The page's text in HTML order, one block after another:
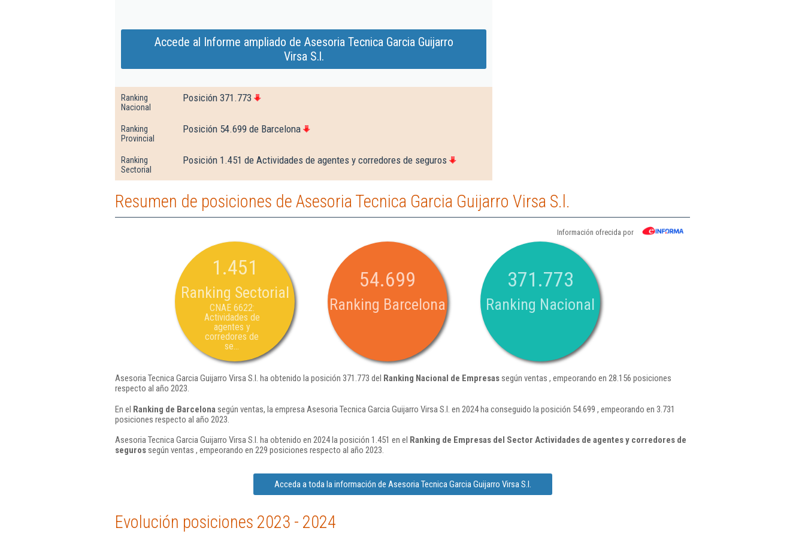
Accede al Informe ampliado de Asesoria Tecnica Garcia Guijarro
Virsa S.l.
Ranking
Nacional
Posición 371.773
Ranking
Provincial
Posición 54.699 de Barcelona
Ranking
Sectorial
Posición 1.451 de Actividades de agentes y corredores de seguros
Resumen de posiciones de Asesoria Tecnica Garcia Guijarro Virsa S.l.
Información ofrecida por
1.451
Ranking Sectorial
CNAE 6622:
Actividades de
agentes y
corredores de
se...
54.699
Ranking Barcelona
371.773
Ranking Nacional
Asesoria Tecnica Garcia Guijarro Virsa S.l. ha obtenido la posición 371.773 del Ranking Nacional de Empresassegún ventas , empeorando en 28.156 posiciones
respecto al año 2023.
En el Ranking de Barcelona según ventas, la empresa Asesoria Tecnica Garcia Guijarro Virsa S.l. en 2024 ha conseguido la posición 54.699 , empeorando en 3.731
posiciones respecto al año 2023.
Asesoria Tecnica Garcia Guijarro Virsa S.l. ha obtenido en 2024 la posición 1.451 en el Ranking de Empresas del Sector Actividades de agentes y corredores de
segurossegún ventas , empeorando en 229 posiciones respecto al año 2023.
Acceda a toda la información de Asesoria Tecnica Garcia Guijarro Virsa S.l.
Evolución posiciones 2023 - 2024